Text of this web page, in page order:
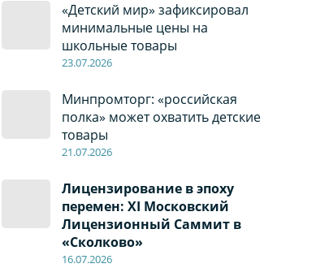
«Детский мир» зафиксировал
минимальные цены на
школьные товары
23.07.2026
Минпромторг: «российская
полка» может охватить детские
товары
21.07.2026
Лицензирование в эпоху
перемен: XI Московский
Лицензионный Саммит в
«Сколково»
16.07.2026